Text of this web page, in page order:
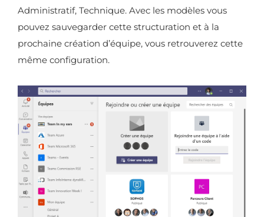
Administratif, Technique. Avec les modèles vous
pouvez sauvegarder cette structuration et à la
prochaine création d’équipe, vous retrouverez cette
même configuration.